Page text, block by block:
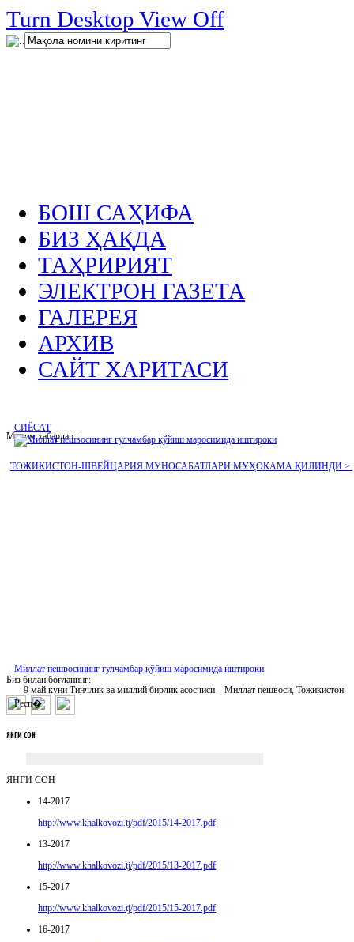
Turn Desktop View Off
.
БОШ САҲИФА
БИЗ ҲАҚДА
ТАҲРИРИЯТ
ЭЛЕКТРОН ГАЗЕТА
ГАЛЕРЕЯ
АРХИВ
САЙТ ХАРИТАСИ
Муҳим хабарлар :
ТОЖИКИСТОН-ШВЕЙЦАРИЯ МУНОСАБАТЛАРИ МУҲОКАМА ҚИЛИНДИ >
СИЁСАТ
Миллат пешвосининг гулчамбар қўйиш маросимида иштироки
9 май куни Тинчлик ва миллий бирлик асосчиси – Миллат пешвоси, Тожикистон
Респ�
Биз билан боғланинг:
ЯНГИ СОН
ЯНГИ СОН
14-2017
http://www.khalkovozi.tj/pdf/2015/14-2017.pdf
13-2017
http://www.khalkovozi.tj/pdf/2015/13-2017.pdf
15-2017
http://www.khalkovozi.tj/pdf/2015/15-2017.pdf
16-2017